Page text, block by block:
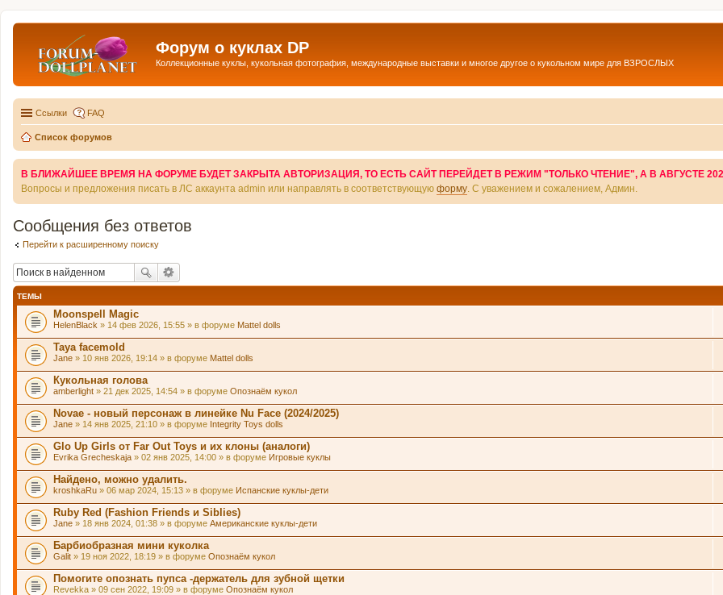
Форум о куклах DP
Коллекционные куклы, кукольная фотография, международные выставки и многое другое о кукольном мире для ВЗРОСЛЫХ
Ссылки FAQ
Список форумов
В БЛИЖАЙШЕЕ ВРЕМЯ НА ФОРУМЕ БУДЕТ ЗАКРЫТА АВТОРИЗАЦИЯ, ТО ЕСТЬ САЙТ ПЕРЕЙДЕТ В РЕЖИМ "ТОЛЬКО ЧТЕНИЕ", А В АВГУСТЕ
Вопросы и предложения писать в ЛС аккаунта admin или направлять в соответствующую форму . С уважением и сожалением, Админ.
Сообщения без ответов
Перейти к расширенному поиску
ТЕМЫ
Moonspell Magic
HelenBlack » 14 фев 2026, 15:55 » в форуме Mattel dolls
Taya facemold
Jane » 10 янв 2026, 19:14 » в форуме Mattel dolls
Кукольная голова
amberlight » 21 дек 2025, 14:54 » в форуме Опознаём кукол
Novae - новый персонаж в линейке Nu Face (2024/2025)
Jane » 14 янв 2025, 21:10 » в форуме Integrity Toys dolls
Glo Up Girls от Far Out Toys и их клоны (аналоги)
Evrika Grecheskaja » 02 янв 2025, 14:00 » в форуме Игровые куклы
Найдено, можно удалить.
kroshkaRu » 06 мар 2024, 15:13 » в форуме Испанские куклы-дети
Ruby Red (Fashion Friends и Siblies)
Jane » 18 янв 2024, 01:38 » в форуме Американские куклы-дети
Барбиобразная мини куколка
Galit » 19 ноя 2022, 18:19 » в форуме Опознаём кукол
Помогите опознать пупса -держатель для зубной щетки
Revekka » 09 сен 2022, 19:09 » в форуме Опознаём кукол